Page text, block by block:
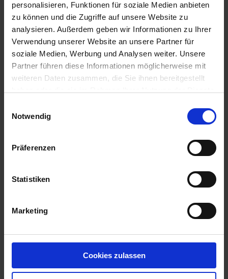
personalisieren, Funktionen für soziale Medien anbieten
zu können und die Zugriffe auf unsere Website zu
analysieren. Außerdem geben wir Informationen zu Ihrer
Verwendung unserer Website an unsere Partner für
soziale Medien, Werbung und Analysen weiter. Unsere
Partner führen diese Informationen möglicherweise mit
weiteren Daten zusammen, die Sie ihnen bereitgestellt
Notwendig
Präferenzen
Statistiken
Marketing
Cookies zulassen
Reinigung & Pflege
die verwendeten Materialien abgestimmten Geräten
Laminateinlage oder mit Daunenfüllung werden nach
Spezial-Nassreinigung
Spezial-Finish
Äußerlich erkennbare Verunreinigungen werden
vorbehandelt, tragebedingte Verunreinigungen im Futter
werden ebenso nachhaltig entfernt. Die Atmungsaktivität